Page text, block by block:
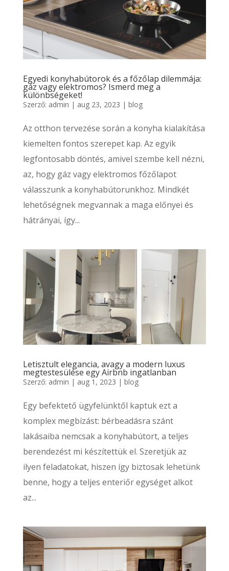
Egyedi konyhabútorok és a főzőlap dilemmája:
gáz vagy elektromos? Ismerd meg a
különbségeket!
Szerző: admin | aug 23, 2023 | blog
Az otthon tervezése során a konyha kialakítása
kiemelten fontos szerepet kap. Az egyik
legfontosabb döntés, amivel szembe kell nézni,
az, hogy gáz vagy elektromos főzőlapot
válasszunk a konyhabútorunkhoz. Mindkét
lehetőségnek megvannak a maga előnyei és
hátrányai, így...
Letisztult elegancia, avagy a modern luxus
megtestesülése egy Airbnb ingatlanban
Szerző: admin | aug 1, 2023 | blog
Egy befektető ügyfelünktől kaptuk ezt a
komplex megbízást: bérbeadásra szánt
lakásaiba nemcsak a konyhabútort, a teljes
berendezést mi készítettük el. Szeretjük az
ilyen feladatokat, hiszen így biztosak lehetünk
benne, hogy a teljes enteriőr egységet alkot
az...